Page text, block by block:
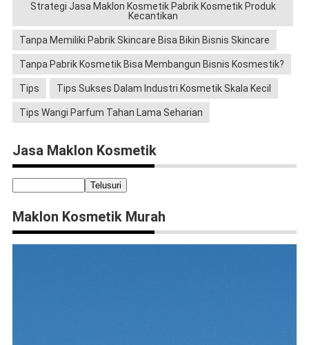
Strategi Jasa Maklon Kosmetik Pabrik Kosmetik Produk
Kecantikan
Tanpa Memiliki Pabrik Skincare Bisa Bikin Bisnis Skincare
Tanpa Pabrik Kosmetik Bisa Membangun Bisnis Kosmestik?
Tips Tips Sukses Dalam Industri Kosmetik Skala Kecil
Tips Wangi Parfum Tahan Lama Seharian
Jasa Maklon Kosmetik
Maklon Kosmetik Murah